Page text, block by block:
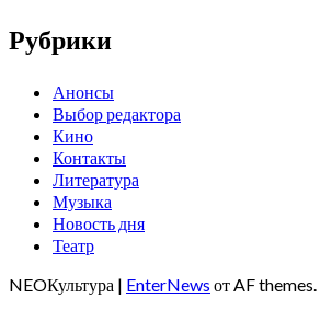
Рубрики
Анонсы
Выбор редактора
Кино
Контакты
Литература
Музыка
Новость дня
Театр
NEOКультура | EnterNews от AF themes.